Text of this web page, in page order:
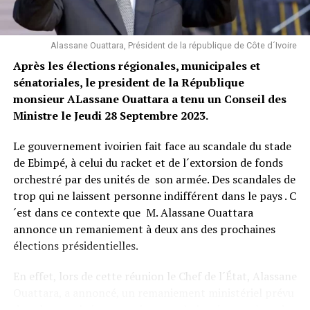
digne d’un régime monarchique, dans le cas des
recommandations extrêmement précaires, labiles, dont
le dernier exemple concerne le port du masque
généralisé ;
5- LIDER regrette que l’on ait dû attendre la colère des
personnels de santé pour convenir de la nécessité de
prudent quant aux annonces faites d’un règlement de la
situation et de l’enrichissement du dispositif de prise en
charge.
En conséquence de tout ce qui précède,
 LIDER exprime ses craintes devant l’évolution rapide
de la pandémie en Côte d’Ivoire ;
 LIDER fait le constat de la panique et de la désertion
population, ont prévu une réunion ce lundi matin avec
le propriétaire de la marchandise et le transporteur du
dangereux produit pour disent-ils un examen
approfondi.
Saint Leo @leadernewsci
Facebook
Twitter
EmailWhatsApp
Comments
comments
Alassane Ouattara, Président de la république de Côte d´Ivoire
Après les élections régionales, municipales et
sénatoriales, le president de la République
monsieur ALassane Ouattara a tenu un Conseil des
Ministre le Jeudi 28 Septembre 2023.
Le gouvernement ivoirien fait face au scandale du stade
de Ebimpé, à celui du racket et de l´extorsion de fonds
orchestré par des unités de son armée. Des scandales de
trop qui ne laissent personne indifférent dans le pays . C
´est dans ce contexte que M. Alassane Ouattara
annonce un remaniement à deux ans des prochaines
élections présidentielles.
En effet, lors de cette réunion le Chef de l´État, Alassane